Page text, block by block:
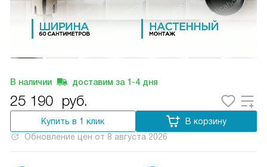
В наличии доставим за 1-4 дня
25 190 руб.
Купить в 1 клик
В корзину
Обновление цен от 8 августа 2026